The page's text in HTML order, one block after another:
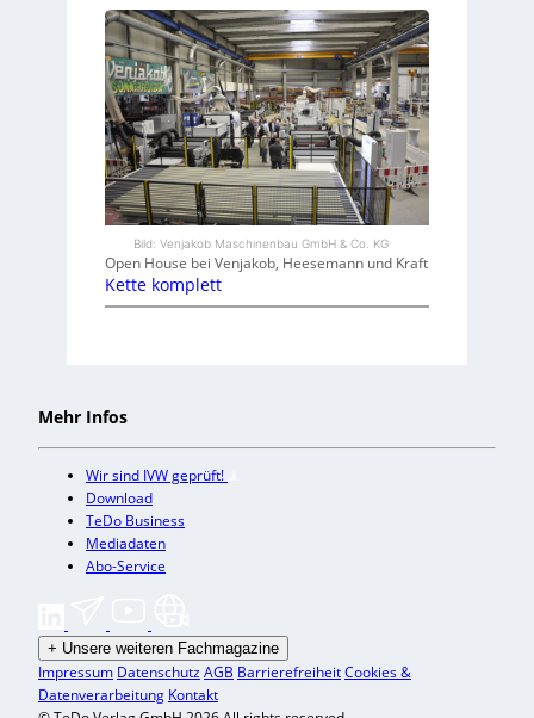
Bild: Venjakob Maschinenbau GmbH & Co. KG
Open House bei Venjakob, Heesemann und Kraft
Kette komplett
Mehr Infos
Wir sind IVW geprüft!
Download
TeDo Business
Mediadaten
Abo-Service
+ Unsere weiteren Fachmagazine
Impressum DatenschutzAGB BarrierefreiheitCookies &
Datenverarbeitung Kontakt